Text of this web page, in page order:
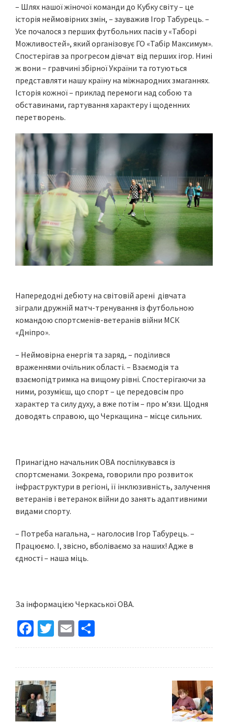
– Шлях нашої жіночої команди до Кубку світу – це
історія неймовірних змін, – зауважив Ігор Табурець. –
Усе почалося з перших футбольних пасів у «Таборі
Можливостей», який організовує ГО «Табір Максимум».
Спостерігав за прогресом дівчат від перших ігор. Нині
ж вони – гравчині збірної України та готуються
представляти нашу країну на міжнародних змаганнях.
Історія кожної – приклад перемоги над собою та
обставинами, гартування характеру і щоденних
перетворень.
Напередодні дебюту на світовій арені дівчата
зіграли дружній матч-тренування із футбольною
командою спортсменів-ветеранів війни МСК
«Дніпро».
– Неймовірна енергія та заряд, – поділився
враженнями очільник області. – Взаємодія та
взаємопідтримка на вищому рівні. Спостерігаючи за
ними, розумієш, що спорт – це передовсім про
характер та силу духу, а вже потім – про м’язи. Щодня
доводять справою, що Черкащина – місце сильних.
Принагідно начальник ОВА поспілкувався із
спортсменами. Зокрема, говорили про розвиток
інфраструктури в регіоні, її інклюзивність, залучення
ветеранів і ветеранок війни до занять адаптивними
видами спорту.
– Потреба нагальна, – наголосив Ігор Табурець. –
Працюємо. І, звісно, вболіваємо за наших! Адже в
єдності – наша міць.
За інформацією Черкаської ОВА.
Fa
ce
o
o
k
T
wi
er
E
m h